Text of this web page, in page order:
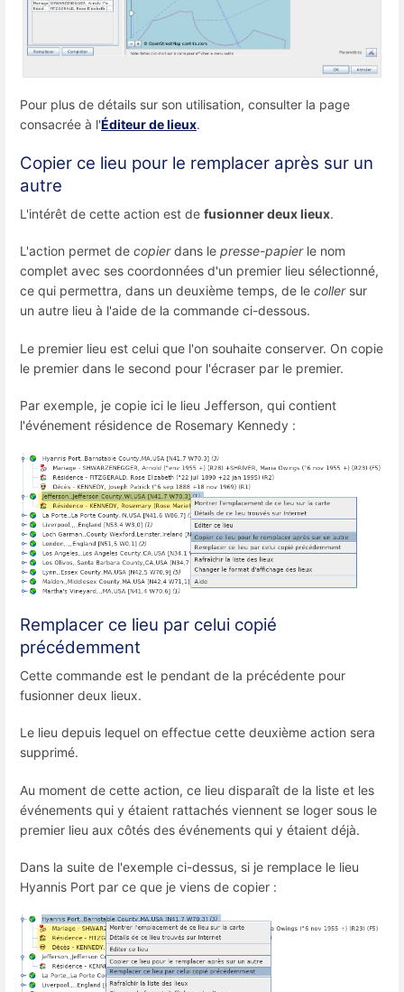
Pour plus de détails sur son utilisation, consulter la page
consacrée à l'Éditeur de lieux.
Copier ce lieu pour le remplacer après sur un
autre
L'intérêt de cette action est de fusionner deux lieux.
L'action permet de copierdans le presse-papierle nom
complet avec ses coordonnées d'un premier lieu sélectionné,
ce qui permettra, dans un deuxième temps, de le collersur
un autre lieu à l'aide de la commande ci-dessous.
Le premier lieu est celui que l'on souhaite conserver. On copie
le premier dans le second pour l'écraser par le premier.
Par exemple, je copie ici le lieu Jefferson, qui contient
l'événement résidence de Rosemary Kennedy :
Remplacer ce lieu par celui copié
précédemment
Cette commande est le pendant de la précédente pour
fusionner deux lieux.
Le lieu depuis lequel on effectue cette deuxième action sera
supprimé.
Au moment de cette action, ce lieu disparaît de la liste et les
événements qui y étaient rattachés viennent se loger sous le
premier lieu aux côtés des événements qui y étaient déjà.
Dans la suite de l'exemple ci-dessus, si je remplace le lieu
Hyannis Port par ce que je viens de copier :